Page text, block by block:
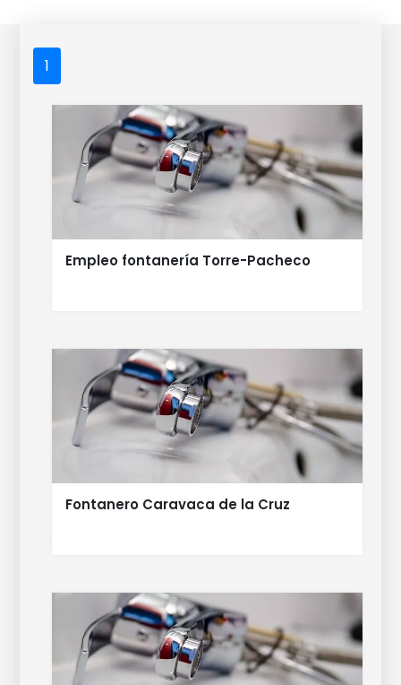
1
Empleo fontanería Torre-Pacheco
Fontanero Caravaca de la Cruz